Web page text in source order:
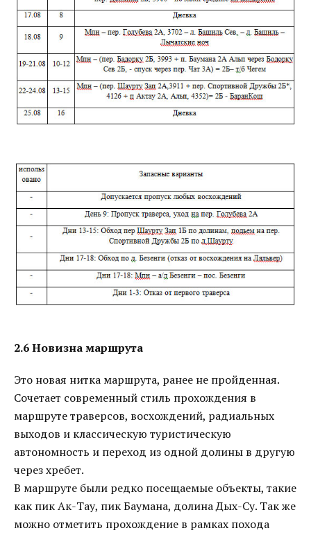
2.6 Новизна маршрута
Это новая нитка маршрута, ранее не пройденная.
Сочетает современный стиль прохождения в
маршруте траверсов, восхождений, радиальных
выходов и классическую туристическую
автономность и переход из одной долины в другую
через хребет.
В маршруте были редко посещаемые объекты, такие
как пик Ак-Тау, пик Баумана, долина Дых-Су. Так же
можно отметить прохождение в рамках похода